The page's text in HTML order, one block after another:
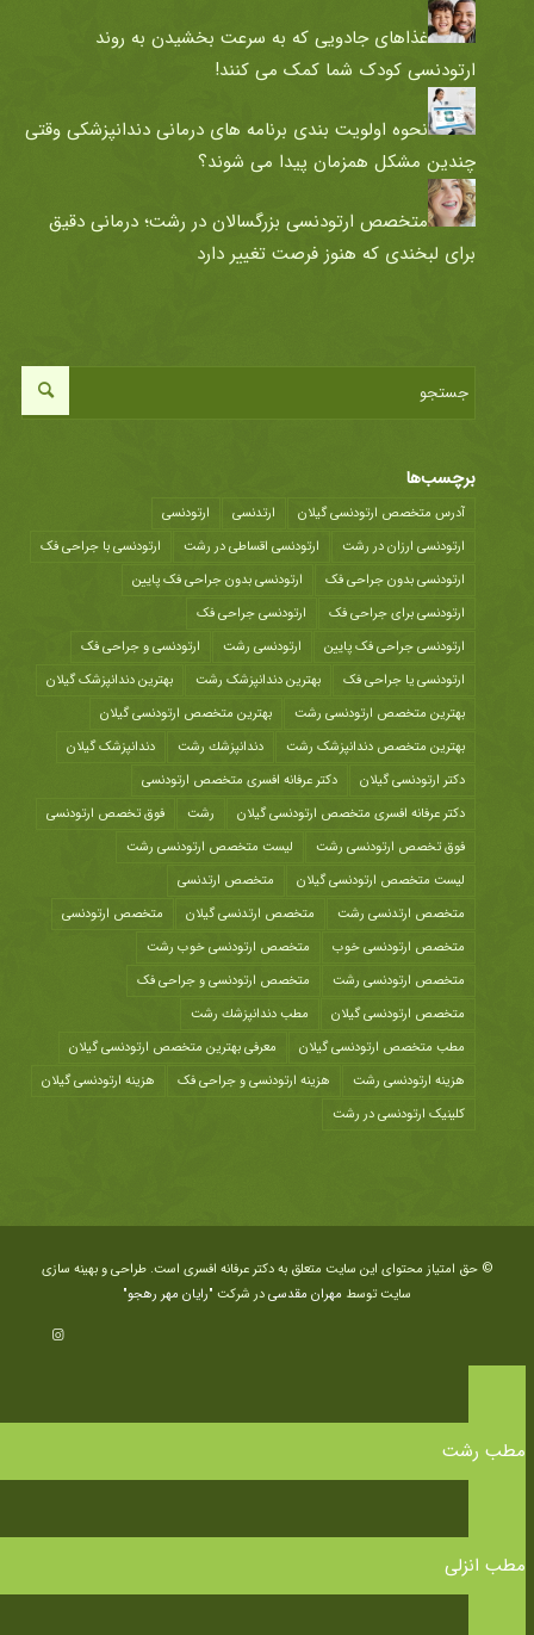
غذاهای جادویی که به سرعت بخشیدن به روند
ارتودنسی کودک شما کمک می کنند!
نحوه اولویت بندی برنامه های درمانی دندانپزشکی وقتی
چندین مشکل همزمان پیدا می شوند؟
متخصص ارتودنسی بزرگسالان در رشت؛ درمانی دقیق
برای لبخندی که هنوز فرصت تغییر دارد
برچسب‌ها
آدرس متخصص ارتودنسی گیلان ارتدنسی
ارتودنسی
ارتودنسی ارزان در رشت
ارتودنسی اقساطی در رشت
ارتودنسی با جراحی فک
ارتودنسی بدون جراحی فک
ارتودنسی بدون جراحی فک پایین
ارتودنسی برای جراحی فک
ارتودنسی جراحی فک
ارتودنسی جراحی فک پایین
ارتودنسی رشت
ارتودنسی و جراحی فک
ارتودنسی یا جراحی فک
بهترین دندانپزشک رشت
بهترین دندانپزشک گیلان
بهترین متخصص ارتودنسی رشت
بهترین متخصص ارتودنسی گیلان
بهترین متخصص دندانپزشک رشت
دندانپزشك رشت
دندانپزشک گیلان
دکتر ارتودنسی گیلان
دکتر عرفانه افسری متخصص ارتودنسی
دکتر عرفانه افسری متخصص ارتودنسی گیلان
رشت
فوق تخصص ارتودنسی
فوق تخصص ارتودنسی رشت
لیست متخصص ارتودنسی رشت
لیست متخصص ارتودنسی گیلان
متخصص ارتدنسی
متخصص ارتدنسی رشت
متخصص ارتدنسی گیلان
متخصص ارتودنسی
متخصص ارتودنسی خوب
متخصص ارتودنسی خوب رشت
متخصص ارتودنسی رشت
متخصص ارتودنسی و جراحی فک
متخصص ارتودنسی گیلان
مطب دندانپزشك رشت
مطب متخصص ارتودنسی گیلان
معرفی بهترین متخصص ارتودنسی گیلان
هزينه ارتودنسی رشت
هزینه ارتودنسی و جراحی فک
هزینه ارتودنسی گیلان
کلینیک ارتودنسی در رشت
© حق امتیاز محتوای این سایت متعلق به دکتر عرفانه افسری است. طراحی و بهینه سازی
سایت توسط مهران مقدسیدر شرکت "رایان مهر رهجو"
مطب رشت
مطب انزلی